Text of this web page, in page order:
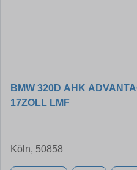
BMW 320D AHK
17ZOLL LMF
Köln, 50858